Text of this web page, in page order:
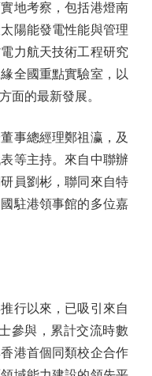
地考察，包括港燈南
陽能發電性能與管理
力航天技術工程研究
全國重點實驗室，以
面的最新發展。
總經理鄭祖瀛，及
等主持。來自中聯辦
員劉彬，聯同來自特
駐港領事館的多位嘉
行以來，已吸引來自
參與，累計交流時數
港首個同類校企合作